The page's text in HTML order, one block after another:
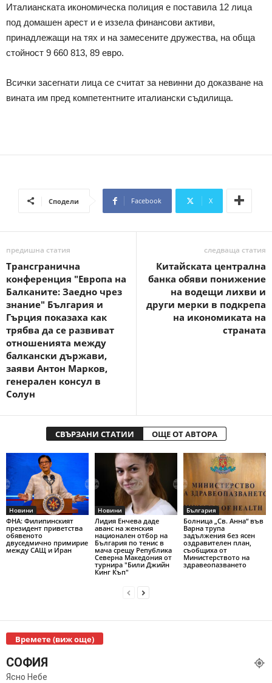
Италианската икономическа полиция е поставила 12 лица
под домашен арест и е иззела финансови активи,
принадлежащи на тях и на замесените дружества, на обща
стойност 9 660 813, 89 евро.
Всички засегнати лица се считат за невинни до доказване на
вината им пред компетентните италиански съдилища.
Сподели Facebook X
предишна статия
Трансгранична
конференция "Европа на
Балканите: Заедно чрез
знание" България и
Гърция показаха как
трябва да се развиват
отношенията между
балкански държави,
заяви Антон Марков,
генерален консул в
Солун
следваща статия
Китайската централна
банка обяви понижение
на водещи лихви и
други мерки в подкрепа
на икономиката на
страната
СВЪРЗАНИ СТАТИИ ОЩЕ ОТ АВТОРА
Новини
ФНА: Филипинският
президент приветства
обявеното
двуседмично примирие
между САЩ и Иран
Новини
Лидия Енчева даде
аванс на женския
национален отбор на
България по тенис в
мача срещу Република
Северна Македония от
турнира "Били Джийн
Кинг Къп"
България
Болница „Св. Анна“ във
Варна трупа
задължения без ясен
оздравителен план,
съобщиха от
Министерството на
здравеопазването
Времете (виж още)
СОФИЯ
Ясно Небе